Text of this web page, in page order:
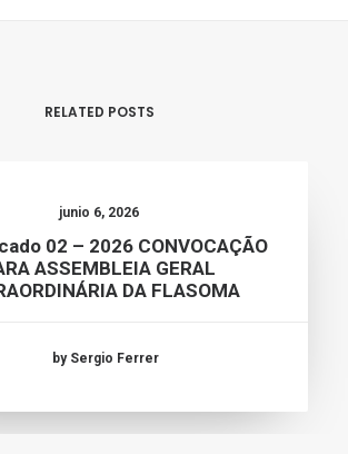
RELATED POSTS
junio 6, 2026
02 – 2026 CONVOCAÇÃO
ASSEMBLEIA GERAL
DA FLASOMA
by Sergio Ferrer